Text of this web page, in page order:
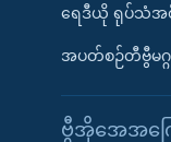
ရေဒီယို ရုပ်သံအ
အပတ်စဉ်တီဗွီမဂ္ဂ
ဗွီအိုအေအကြ